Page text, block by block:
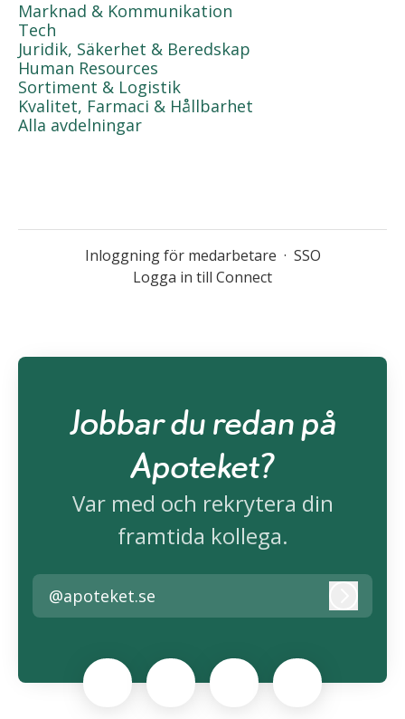
Marknad & Kommunikation
Tech
Juridik, Säkerhet & Beredskap
Human Resources
Sortiment & Logistik
Kvalitet, Farmaci & Hållbarhet
Alla avdelningar
Inloggning för medarbetare · SSO
Logga in till Connect
Jobbar du redan på
Apoteket?
Var med och rekrytera din
framtida kollega.
@apoteket.se